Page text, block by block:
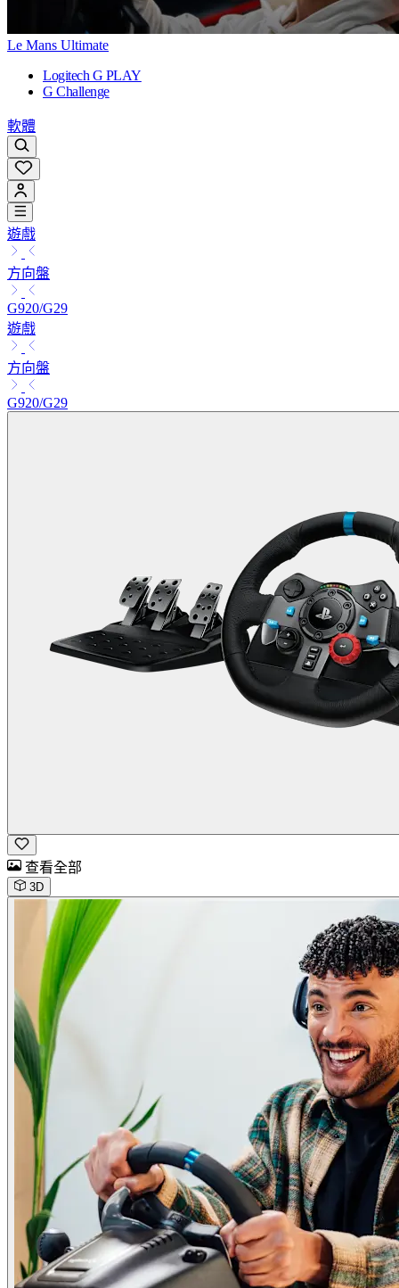
Le Mans Ultimate
Logitech G PLAY
G Challenge
軟體
遊戲
方向盤
G920/G29
遊戲
方向盤
G920/G29
查看全部
3D